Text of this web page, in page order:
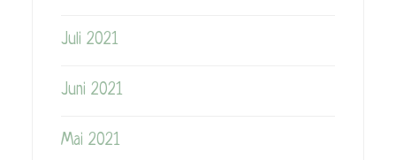
Juli 2021
Juni 2021
Mai 2021